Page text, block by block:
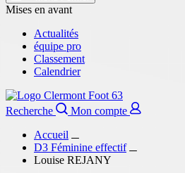
Mises en avant
Actualités
équipe pro
Classement
Calendrier
Recherche
Mon compte
Accueil
D3 Féminine effectif
Louise REJANY